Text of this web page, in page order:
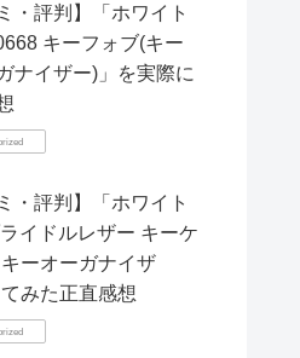
・評判】「ホワイト
キーフォブ(キー
ナイザー)」を実際に
・評判】「ホワイト
イドルレザー キーケ
ーオーガナイザ
みた正直感想